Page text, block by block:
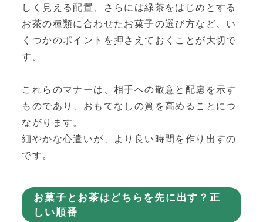
しく見える配置、さらには緑茶をはじめとする
お茶の種類に合わせたお菓子の選び方など、い
くつかのポイントを押さえておくことが大切で
す。
これらのマナーは、相手への敬意と配慮を示す
ものであり、おもてなしの質を高めることにつ
ながります。
細やかな心遣いが、より良い時間を作り出すの
です。
お菓子とお茶はどちらを先に出す？正
しい順番